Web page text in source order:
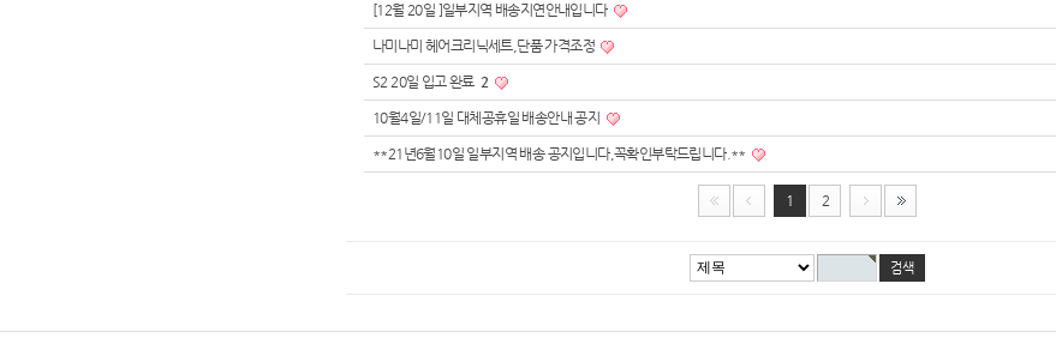
[12월 20일 ]일부지역 배송지연안내입니다
나미나미 헤어크리닉세트,단품 가격조정
S2 20일 입고 완료 2
10월4일/11일 대체공휴일 배송안내 공지
**21년6월10일 일부지역 배송 공지입니다,꼭확인부탁드립니다.**
1 2